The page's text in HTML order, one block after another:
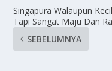
Singapura Walaupun Kecil
Tapi Sangat Maju Dan
SEBELUMNYA